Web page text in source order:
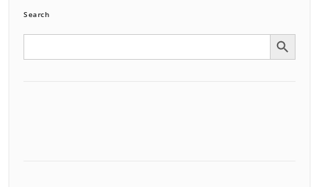
Search
Search Search Button